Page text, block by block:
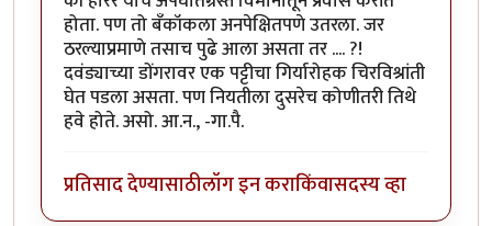
होता. पण तो बँकॉकला अनपेक्षितपणे उतरला. जर
ठरल्याप्रमाणे तसाच पुढे आला असता तर .... ?!
दवंड्याच्या डोंगरावर एक पट्टीचा गिर्यारोहक चिरविश्रांती
घेत पडला असता. पण नियतीला दुसरेच कोणीतरी तिथे
हवे होते. असो. आ.न., -गा.पै.
प्रतिसाद देण्यासाठीलॉग इन कराकिंवासदस्य व्हा